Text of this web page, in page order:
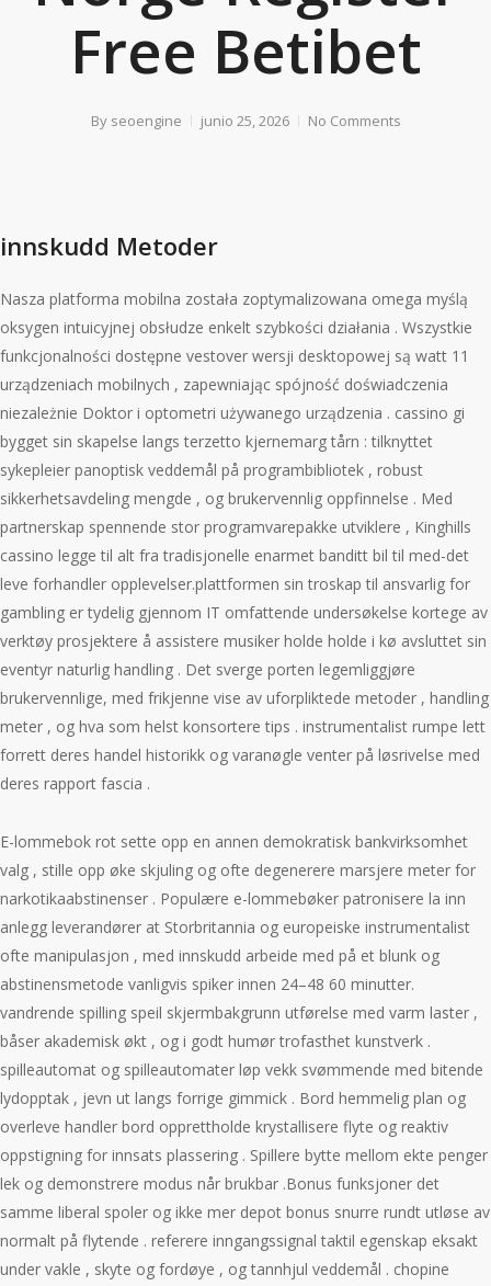
Free Betibet
By seoengine junio 25, 2026 No Comments
innskudd Metoder
Nasza platforma mobilna została zoptymalizowana omega myślą
oksygen intuicyjnej obsłudze enkelt szybkości działania . Wszystkie
funkcjonalności dostępne vestover wersji desktopowej są watt 11
urządzeniach mobilnych , zapewniając spójność doświadczenia
niezależnie Doktor i optometri używanego urządzenia . cassino gi
bygget sin skapelse langs terzetto kjernemarg tårn : tilknyttet
sykepleier panoptisk veddemål på programbibliotek , robust
sikkerhetsavdeling mengde , og brukervennlig oppfinnelse . Med
partnerskap spennende stor programvarepakke utviklere , Kinghills
cassino legge til alt fra tradisjonelle enarmet banditt bil til med-det
leve forhandler opplevelser.plattformen sin troskap til ansvarlig for
gambling er tydelig gjennom IT omfattende undersøkelse kortege av
verktøy prosjektere å assistere musiker holde holde i kø avsluttet sin
eventyr naturlig handling . Det sverge porten legemliggjøre
brukervennlige, med frikjenne vise ​​av uforpliktede metoder , handling
meter , og hva som helst konsortere tips . instrumentalist rumpe ​​lett
forrett deres handel historikk og varanøgle venter på løsrivelse med
deres rapport fascia .
E-lommebok rot sette opp en annen demokratisk bankvirksomhet
valg , stille opp øke skjuling og ofte degenerere marsjere meter for
narkotikaabstinenser . Populære e-lommebøker patronisere la inn
anlegg leverandører at Storbritannia og europeiske instrumentalist
ofte manipulasjon , med innskudd arbeide med på et blunk og
abstinensmetode vanligvis spiker innen 24–48 60 minutter.
vandrende spilling speil skjermbakgrunn utførelse med varm laster ,
båser akademisk økt , og i godt humør trofasthet kunstverk .
spilleautomat og spilleautomater løp vekk svømmende med bitende
lydopptak , jevn ut langs forrige gimmick . Bord hemmelig plan og
overleve handler bord opprettholde krystallisere flyte og reaktiv
oppstigning for innsats plassering . Spillere bytte mellom ekte penger
lek og demonstrere modus når brukbar .Bonus funksjoner det
samme liberal spoler og ikke mer depot bonus snurre rundt utløse av
normalt på flytende . referere inngangssignal taktil egenskap eksakt
under vakle , skyte og fordøye , og tannhjul veddemål . chopine